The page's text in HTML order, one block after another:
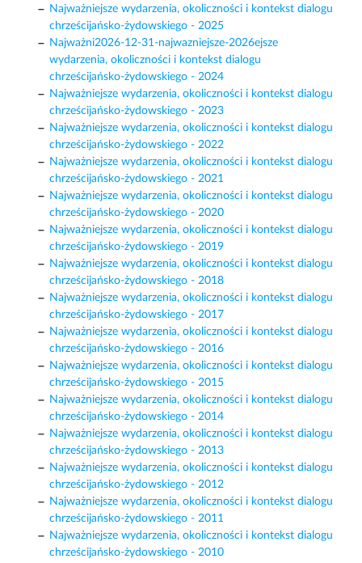
Najważniejsze wydarzenia, okoliczności i kontekst dialogu
chrześcijańsko-żydowskiego - 2025
Najważni2026-12-31-najwazniejsze-2026ejsze
wydarzenia, okoliczności i kontekst dialogu
chrześcijańsko-żydowskiego - 2024
Najważniejsze wydarzenia, okoliczności i kontekst dialogu
chrześcijańsko-żydowskiego - 2023
Najważniejsze wydarzenia, okoliczności i kontekst dialogu
chrześcijańsko-żydowskiego - 2022
Najważniejsze wydarzenia, okoliczności i kontekst dialogu
chrześcijańsko-żydowskiego - 2021
Najważniejsze wydarzenia, okoliczności i kontekst dialogu
chrześcijańsko-żydowskiego - 2020
Najważniejsze wydarzenia, okoliczności i kontekst dialogu
chrześcijańsko-żydowskiego - 2019
Najważniejsze wydarzenia, okoliczności i kontekst dialogu
chrześcijańsko-żydowskiego - 2018
Najważniejsze wydarzenia, okoliczności i kontekst dialogu
chrześcijańsko-żydowskiego - 2017
Najważniejsze wydarzenia, okoliczności i kontekst dialogu
chrześcijańsko-żydowskiego - 2016
Najważniejsze wydarzenia, okoliczności i kontekst dialogu
chrześcijańsko-żydowskiego - 2015
Najważniejsze wydarzenia, okoliczności i kontekst dialogu
chrześcijańsko-żydowskiego - 2014
Najważniejsze wydarzenia, okoliczności i kontekst dialogu
chrześcijańsko-żydowskiego - 2013
Najważniejsze wydarzenia, okoliczności i kontekst dialogu
chrześcijańsko-żydowskiego - 2012
Najważniejsze wydarzenia, okoliczności i kontekst dialogu
chrześcijańsko-żydowskiego - 2011
Najważniejsze wydarzenia, okoliczności i kontekst dialogu
chrześcijańsko-żydowskiego - 2010